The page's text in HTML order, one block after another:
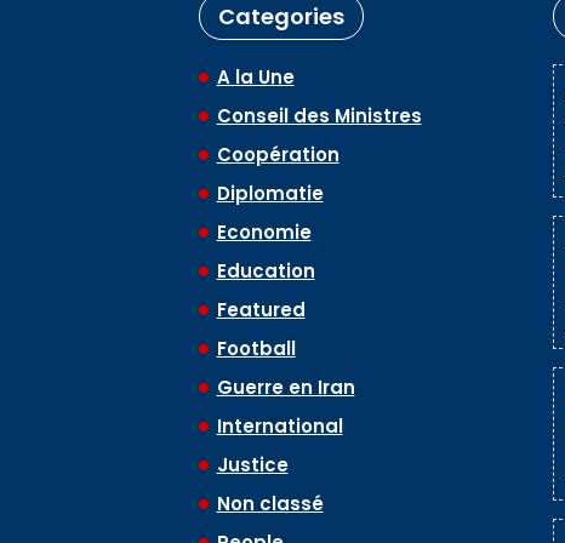
Categories
A la Une
Conseil des Ministres
Coopération
Diplomatie
Economie
Education
Featured
Football
Guerre en Iran
International
Justice
Non classé